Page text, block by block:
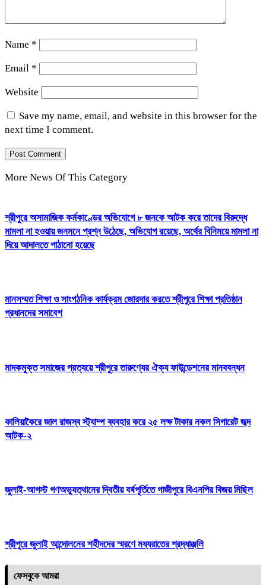
Name *
Email *
Website
Save my name, email, and website in this browser for the
next time I comment.
More News Of This Category
শ্রীপুরে অসামাজিক কর্মকাণ্ডের অভিযোগে ৮ জনকে আটক করে তাদের বিরুদ্ধে
মামলা না হওয়ায় জনমনে প্রশ্ন উঠেছে, অভিযোগ রয়েছে, অর্থের বিনিময়ে মামলা না
দিয়ে আদালতে পাঠানো হয়েছে
মানসম্মত শিক্ষা ও সাংগঠনিক কার্যক্রম জোরদার করতে শ্রীপুরে শিক্ষা প্রতিষ্ঠান
প্রধানদের সমাবেশ
মাদকমুক্ত সমাজের প্রত্যয়ে শ্রীপুরে তারুণ্যের ঐক্য ফাউন্ডেশনের মানববন্ধন
কালিয়াকৈরে জাল রাজস্ব স্ট্যাম্প ব্যবহার করে ২৫ লক্ষ টাকার নকল সিগারেট জব্দ
আটক-২
জুলাই-আগস্ট গণঅভ্যুত্থানের দ্বিতীয় বর্ষপূর্তিতে গাজীপুরে বিএনপির বিজয় মিছিল
শ্রীপুরে জুলাই আন্দোলনের শহীদদের স্মরণে মধ্যরাতের শ্রদ্ধাঞ্জলি
ফেসবুকে আমরা